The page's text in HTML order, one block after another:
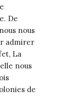
De
nous
admirer
La
nous
de